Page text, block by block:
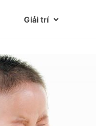
Giải trí